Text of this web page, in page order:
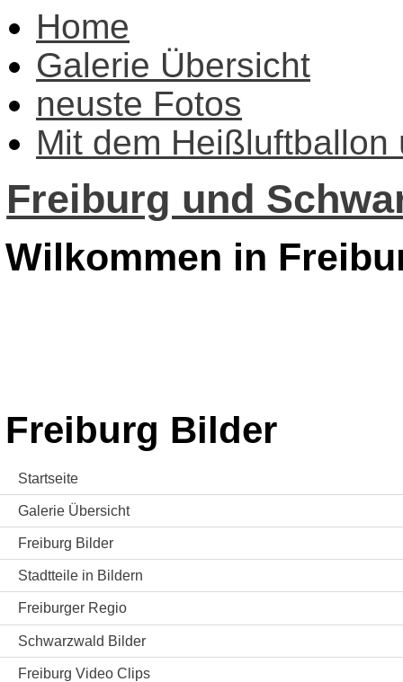
Home
Galerie Übersicht
neuste Fotos
Mit dem Heißluftballon
Freiburg und
Wilkommen in
Freiburg Bilder
Startseite
Galerie Übersicht
Freiburg Bilder
Stadtteile in Bildern
Freiburger Regio
Schwarzwald Bilder
Freiburg Video Clips